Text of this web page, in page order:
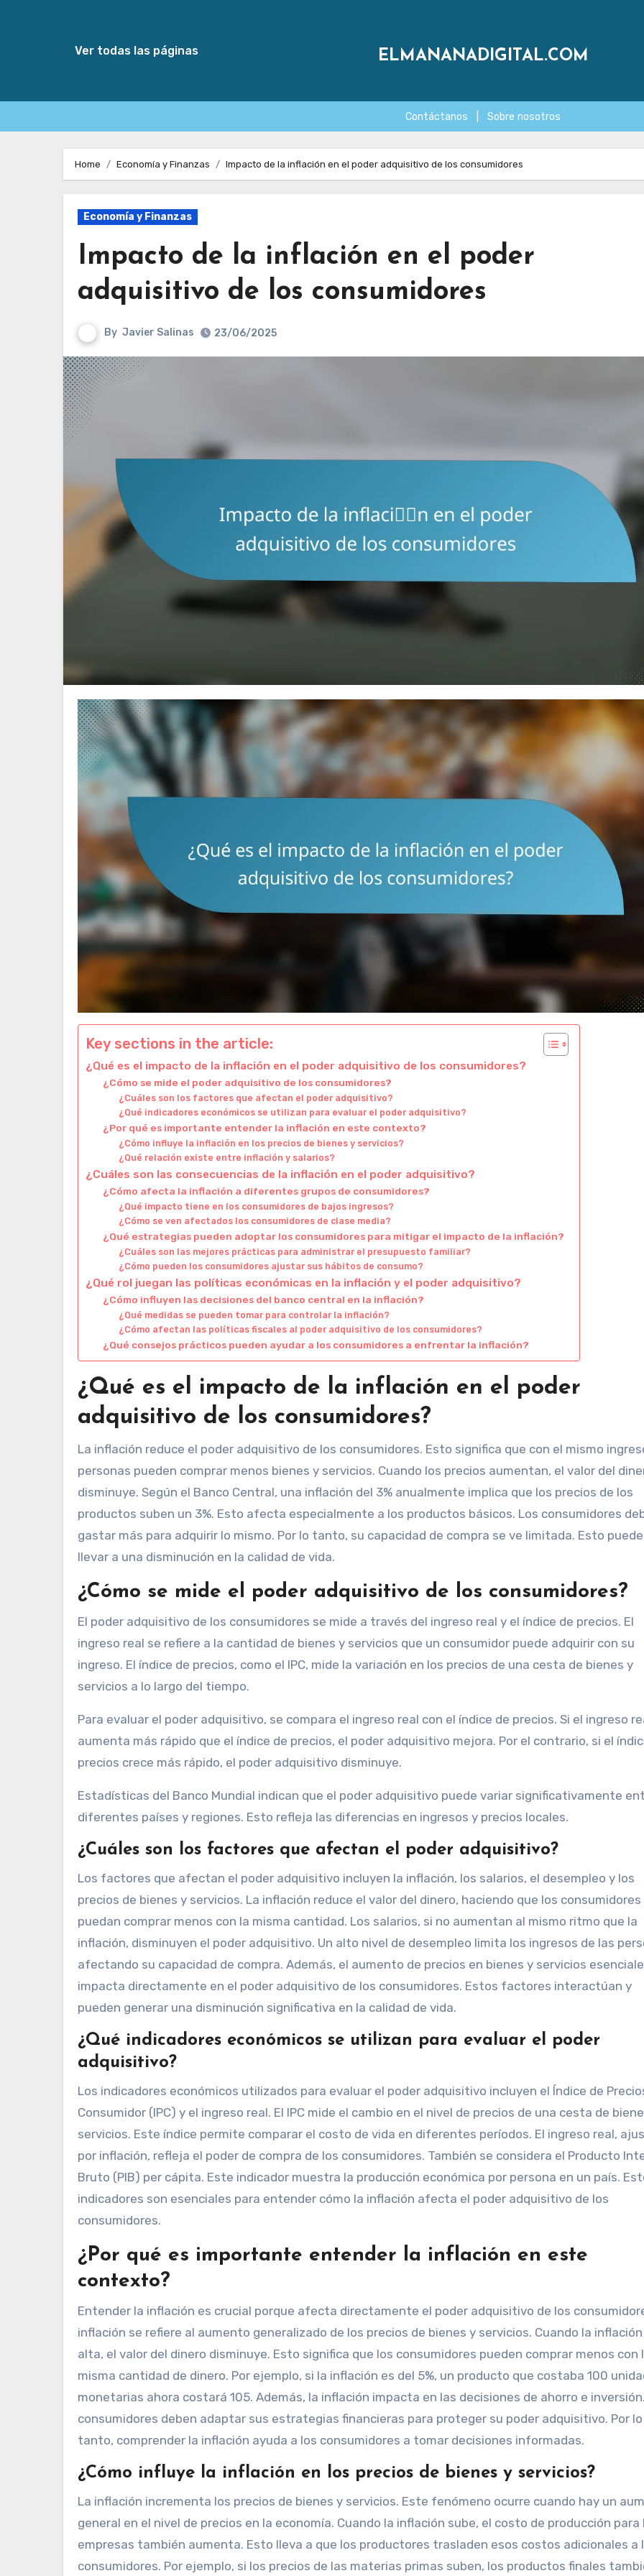
Ver todas las páginas ELMANANADIGITAL.COM
Contáctanos Sobre nosotros
Home Economía y Finanzas Impacto de la inflación en el poder adquisitivo de los consumidores
Economía y Finanzas
Impacto de la inflación en el poder
adquisitivo de los consumidores
By Javier Salinas 23/06/2025
Key sections in the article:
¿Qué es el impacto de la inflación en el poder adquisitivo de los consumidores?
¿Cómo se mide el poder adquisitivo de los consumidores?
¿Cuáles son los factores que afectan el poder adquisitivo?
¿Qué indicadores económicos se utilizan para evaluar el poder adquisitivo?
¿Por qué es importante entender la inflación en este contexto?
¿Cómo influye la inflación en los precios de bienes y servicios?
¿Qué relación existe entre inflación y salarios?
¿Cuáles son las consecuencias de la inflación en el poder adquisitivo?
¿Cómo afecta la inflación a diferentes grupos de consumidores?
¿Qué impacto tiene en los consumidores de bajos ingresos?
¿Cómo se ven afectados los consumidores de clase media?
¿Qué estrategias pueden adoptar los consumidores para mitigar el impacto de la inflación?
¿Cuáles son las mejores prácticas para administrar el presupuesto familiar?
¿Cómo pueden los consumidores ajustar sus hábitos de consumo?
¿Qué rol juegan las políticas económicas en la inflación y el poder adquisitivo?
¿Cómo influyen las decisiones del banco central en la inflación?
¿Qué medidas se pueden tomar para controlar la inflación?
¿Cómo afectan las políticas fiscales al poder adquisitivo de los consumidores?
¿Qué consejos prácticos pueden ayudar a los consumidores a enfrentar la inflación?
¿Qué es el impacto de la inflación en el poder
adquisitivo de los consumidores?
La inflación reduce el poder adquisitivo de los consumidores. Esto significa que con el mismo
personas pueden comprar menos bienes y servicios. Cuando los precios aumentan, el valor del
disminuye. Según el Banco Central, una inflación del 3% anualmente implica que los precios de los
productos suben un 3%. Esto afecta especialmente a los productos básicos. Los consumidores
gastar más para adquirir lo mismo. Por lo tanto, su capacidad de compra se ve limitada. Esto puede
llevar a una disminución en la calidad de vida.
¿Cómo se mide el poder adquisitivo de los consumidores?
El poder adquisitivo de los consumidores se mide a través del ingreso real y el índice de precios. El
ingreso real se refiere a la cantidad de bienes y servicios que un consumidor puede adquirir con su
ingreso. El índice de precios, como el IPC, mide la variación en los precios de una cesta de bienes y
servicios a lo largo del tiempo.
Para evaluar el poder adquisitivo, se compara el ingreso real con el índice de precios. Si el ingreso
aumenta más rápido que el índice de precios, el poder adquisitivo mejora. Por el contrario, si el
precios crece más rápido, el poder adquisitivo disminuye.
Estadísticas del Banco Mundial indican que el poder adquisitivo puede variar significativamente
diferentes países y regiones. Esto refleja las diferencias en ingresos y precios locales.
¿Cuáles son los factores que afectan el poder adquisitivo?
Los factores que afectan el poder adquisitivo incluyen la inflación, los salarios, el desempleo y los
precios de bienes y servicios. La inflación reduce el valor del dinero, haciendo que los consumidores
puedan comprar menos con la misma cantidad. Los salarios, si no aumentan al mismo ritmo que la
inflación, disminuyen el poder adquisitivo. Un alto nivel de desempleo limita los ingresos de las
afectando su capacidad de compra. Además, el aumento de precios en bienes y servicios
impacta directamente en el poder adquisitivo de los consumidores. Estos factores interactúan y
pueden generar una disminución significativa en la calidad de vida.
¿Qué indicadores económicos se utilizan para evaluar el poder
adquisitivo?
Los indicadores económicos utilizados para evaluar el poder adquisitivo incluyen el Índice de
Consumidor (IPC) y el ingreso real. El IPC mide el cambio en el nivel de precios de una cesta de
servicios. Este índice permite comparar el costo de vida en diferentes períodos. El ingreso real,
por inflación, refleja el poder de compra de los consumidores. También se considera el Producto
Bruto (PIB) per cápita. Este indicador muestra la producción económica por persona en un país.
indicadores son esenciales para entender cómo la inflación afecta el poder adquisitivo de los
consumidores.
¿Por qué es importante entender la inflación en este
contexto?
Entender la inflación es crucial porque afecta directamente el poder adquisitivo de los
inflación se refiere al aumento generalizado de los precios de bienes y servicios. Cuando la
alta, el valor del dinero disminuye. Esto significa que los consumidores pueden comprar menos con
misma cantidad de dinero. Por ejemplo, si la inflación es del 5%, un producto que costaba 100
monetarias ahora costará 105. Además, la inflación impacta en las decisiones de ahorro e
consumidores deben adaptar sus estrategias financieras para proteger su poder adquisitivo. Por lo
tanto, comprender la inflación ayuda a los consumidores a tomar decisiones informadas.
¿Cómo influye la inflación en los precios de bienes y servicios?
La inflación incrementa los precios de bienes y servicios. Este fenómeno ocurre cuando hay un
general en el nivel de precios en la economía. Cuando la inflación sube, el costo de producción para
empresas también aumenta. Esto lleva a que los productores trasladen esos costos adicionales a
consumidores. Por ejemplo, si los precios de las materias primas suben, los productos finales